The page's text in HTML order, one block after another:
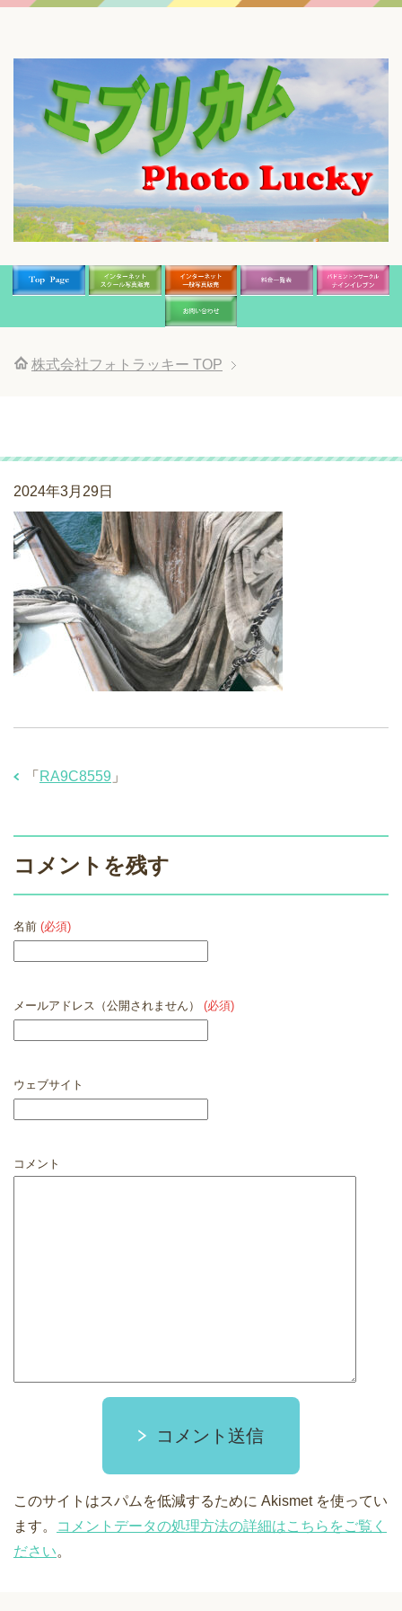
株式会社フォトラッキー TOP
2024年3月29日
「 RA9C8559 」
コメントを残す
名前 (必須)
メールアドレス（公開されません） (必須)
ウェブサイト
コメント
コメント送信
このサイトはスパムを低減するために Akismet を使ってい
ます。
コメントデータの処理方法の詳細はこちらをご覧く
ださい。